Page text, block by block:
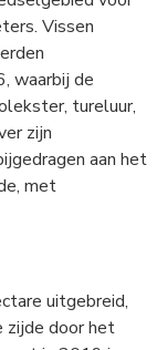
Vissen
waarbij de
tureluur,
zijn
aan het
met
uitgebreid,
zijde door het